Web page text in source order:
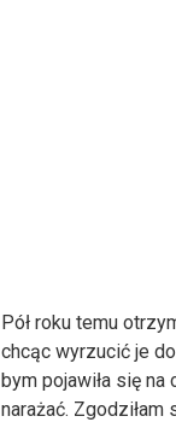
Pół roku temu
chcąc wyrzucić je
bym pojawiła się
narażać.